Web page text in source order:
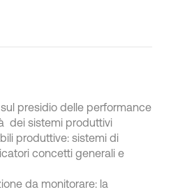
presidio delle performance
dei sistemi produttivi
produttive: sistemi di
concetti generali e
da monitorare: la